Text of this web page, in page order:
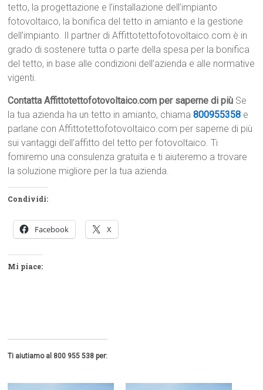
tetto, la progettazione e l’installazione dell’impianto
fotovoltaico, la bonifica del tetto in amianto e la gestione
dell’impianto. Il partner di Affittotettofotovoltaico.com è in
grado di sostenere tutta o parte della spesa per la bonifica
del tetto, in base alle condizioni dell’azienda e alle normative
vigenti.
Contatta Affittotettofotovoltaico.com per saperne di più Se
la tua azienda ha un tetto in amianto, chiama800955358 e
parlane con Affittotettofotovoltaico.com per saperne di più
sui vantaggi dell’affitto del tetto per fotovoltaico. Ti
forniremo una consulenza gratuita e ti aiuteremo a trovare
la soluzione migliore per la tua azienda.
Condividi:
Facebook X
Mi piace:
Ti aiutiamo al 800 955 538 per: